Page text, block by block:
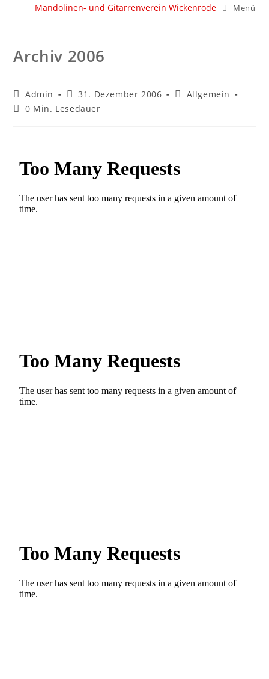
Mandolinen- und Gitarrenverein Wickenrode Menü
Archiv 2006
Admin 31. Dezember 2006
Allgemein
0 Min. Lesedauer